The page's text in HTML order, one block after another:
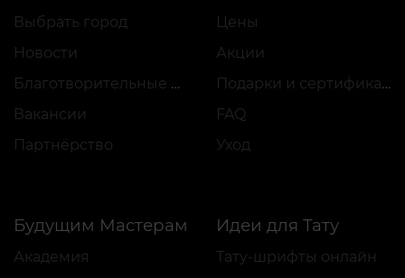
Выбрать город
Новости
Благотворительные проекты
Вакансии
Партнёрство
Цены
Акции
Подарки и сертификаты
FAQ
Уход
Будущим Мастерам
Академия
Идеи для Тату
Тату-шрифты онлайн